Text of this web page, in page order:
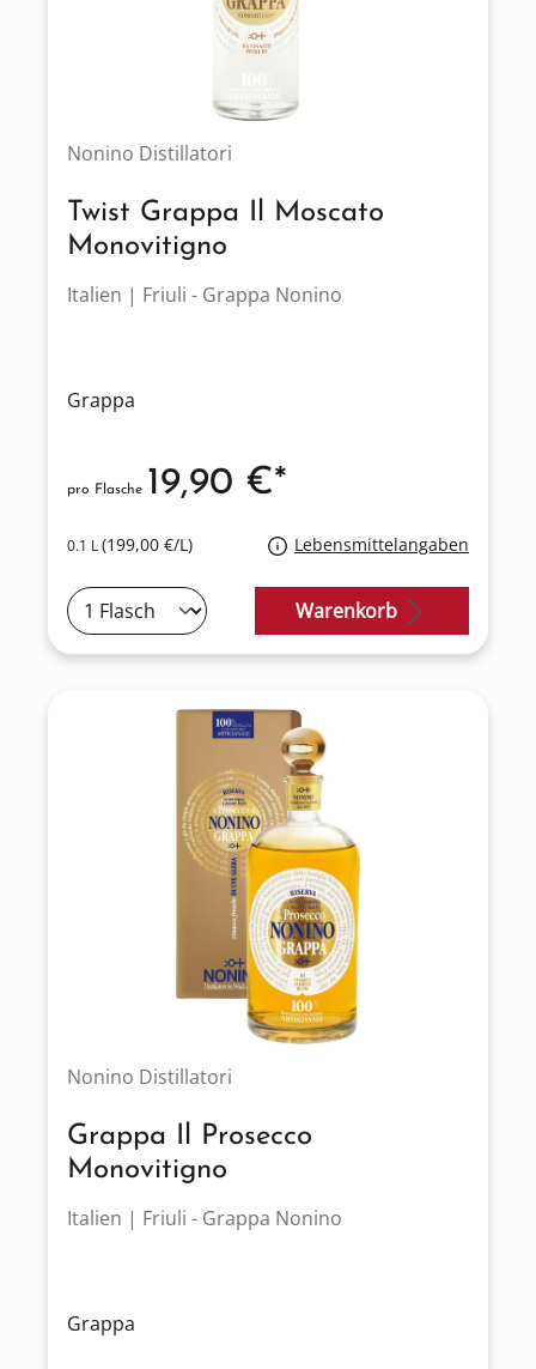
Nonino Distillatori
Twist Grappa Il Moscato
Monovitigno
Italien | Friuli - Grappa Nonino
Grappa
0.1 L(199,00 €/L) Lebensmittelangaben
pro Flasche 19,90 €*
Warenkorb
Nonino Distillatori
Grappa Il Prosecco
Monovitigno
Italien | Friuli - Grappa Nonino
Grappa